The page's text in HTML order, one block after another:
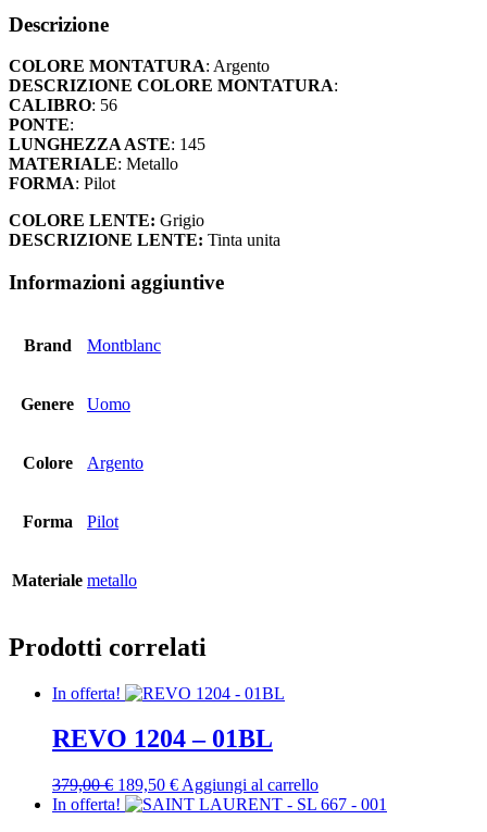
-
1
Descrizione
COLORE MONTATURA: Argento
DESCRIZIONE COLORE MONTATURA:
CALIBRO: 56
PONTE:
LUNGHEZZA ASTE: 145
MATERIALE: Metallo
FORMA: Pilot
COLORE LENTE: Grigio
DESCRIZIONE LENTE: Tinta unita
Informazioni aggiuntive
Brand Montblanc
Genere Uomo
Colore Argento
Forma Pilot
Materiale metallo
Prodotti correlati
In offerta!
REVO 1204 – 01BL
379,00€ Il
prezzo
189,50 €Il
prezzo
Aggiungi al carrello
In offerta!